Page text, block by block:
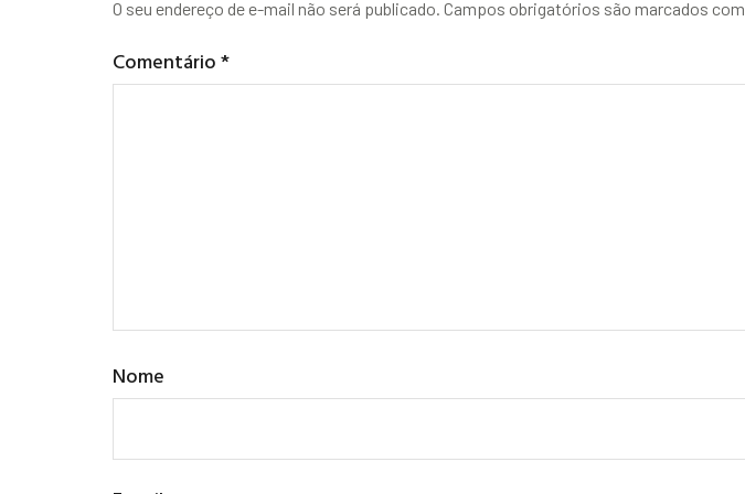
O seu endereço de e-mail não será publicado. Campos obrigatórios são marcados com
Comentário*
Nome